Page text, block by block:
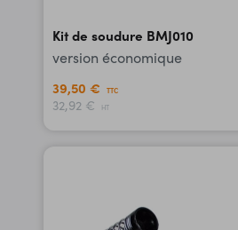
Kit de soudure BMJ010
version économique
39,50 €
TTC
32,92 € HT